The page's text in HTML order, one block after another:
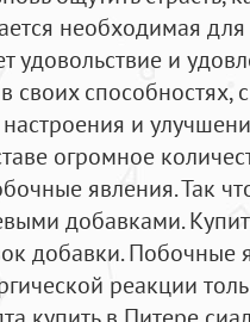
необходимая
удовольствие и
своих способностях,
и
огромное
явления. Так
добавками.
добавки.
реакции